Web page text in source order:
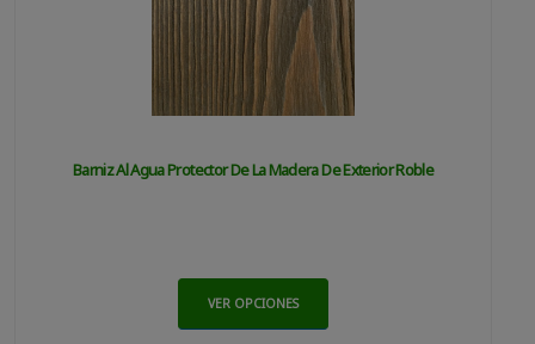
Barniz Al Agua Protector De La Madera De Exterior Roble
VER OPCIONES